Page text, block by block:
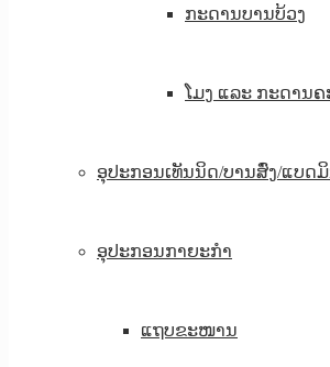
ກະດານບານບ້ວງ
ໂມງ ແລະ ກະດານ
ອຸປະກອນເທັນນິດ/ບານສົ່ງ/ແບດ
ອຸປະກອນກາຍະກຳ
ແຖບຂະໜານ